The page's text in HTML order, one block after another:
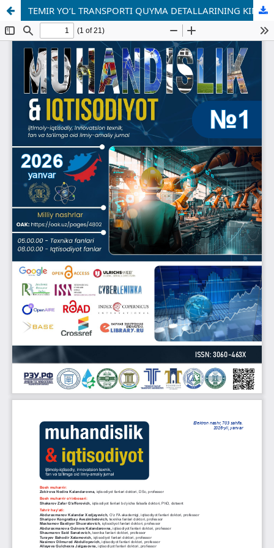
TEMIR YO‘L TRANSPORTI QUYMA DETALLARINING KIMYOVIY TARKIBI VA MEXANIK XOSSALARI O‘RTASIDAGI BOG‘LIQLIKNI TADQIQ ETISH